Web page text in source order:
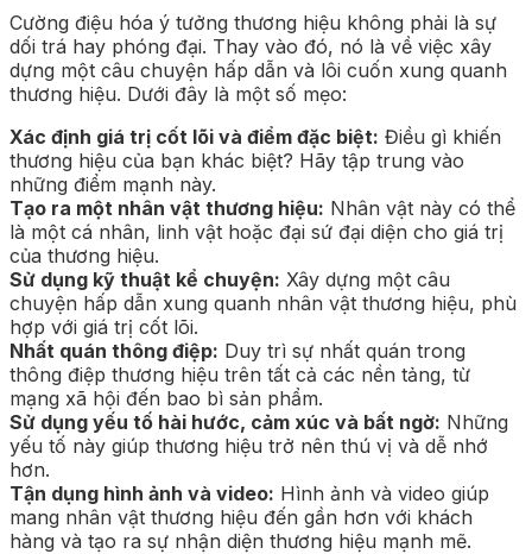
Cường điệu hóa ý tưởng thương hiệu không phải là sự
dối trá hay phóng đại. Thay vào đó, nó là về việc xây
dựng một câu chuyện hấp dẫn và lôi cuốn xung quanh
thương hiệu. Dưới đây là một số mẹo:
Xác định giá trị cốt lõi và điểm đặc biệt: Điều gì khiến
thương hiệu của bạn khác biệt? Hãy tập trung vào
những điểm mạnh này.
Tạo ra một nhân vật thương hiệu: Nhân vật này có thể
là một cá nhân, linh vật hoặc đại sứ đại diện cho giá trị
của thương hiệu.
Sử dụng kỹ thuật kể chuyện: Xây dựng một câu
chuyện hấp dẫn xung quanh nhân vật thương hiệu, phù
hợp với giá trị cốt lõi.
Nhất quán thông điệp: Duy trì sự nhất quán trong
thông điệp thương hiệu trên tất cả các nền tảng, từ
mạng xã hội đến bao bì sản phẩm.
Sử dụng yếu tố hài hước, cảm xúc và bất ngờ: Những
yếu tố này giúp thương hiệu trở nên thú vị và dễ nhớ
hơn.
Tận dụng hình ảnh và video: Hình ảnh và video giúp
mang nhân vật thương hiệu đến gần hơn với khách
hàng và tạo ra sự nhận diện thương hiệu mạnh mẽ.